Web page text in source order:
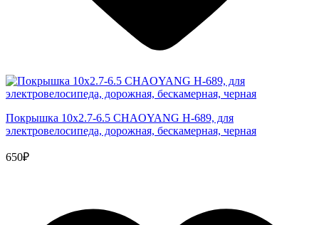
Покрышка 10x2.7-6.5 CHAOYANG H-689, для
электровелосипеда, дорожная, бескамерная, черная
650₽